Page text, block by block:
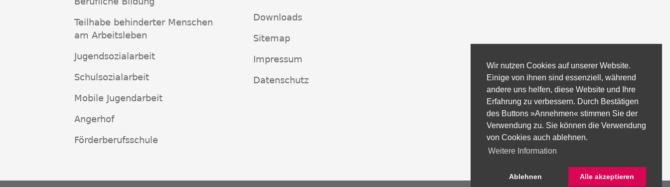
Wir nutzen Cookies auf unserer Website.
Einige von ihnen sind essenziell, während
andere uns helfen, diese Website und Ihre
Erfahrung zu verbessern. Durch Bestätigen
des Buttons »Annehmen« stimmen Sie der
Verwendung zu. Sie können die Verwendung
von Cookies auch ablehnen.
Weitere Information
Ablehnen Alle akzeptieren
Teilhabe behinderter Menschen
am Arbeitsleben
Jugendsozialarbeit
Schulsozialarbeit
Mobile Jugendarbeit
Angerhof
Förderberufsschule
Downloads
Sitemap
Impressum
Datenschutz